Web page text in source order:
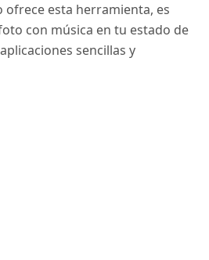
ofrece esta herramienta, es
con música en tu estado de
sencillas y